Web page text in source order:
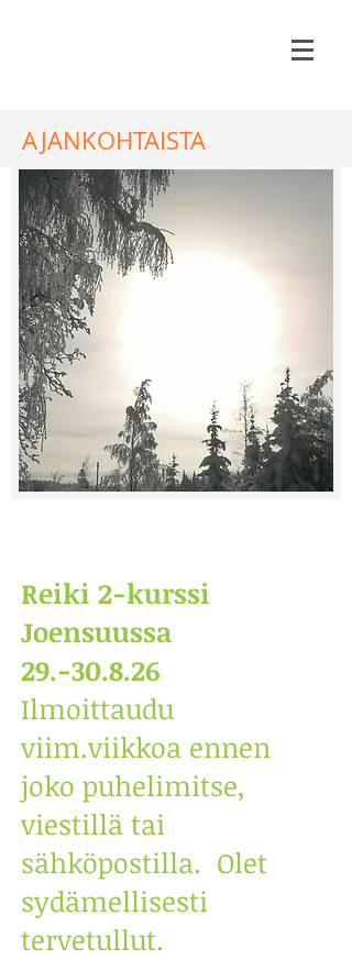
AJANKOHTAISTA
Reiki 2-kurssi
Joensuussa
29.-30.8.26
Ilmoittaudu
viim.viikkoa ennen
joko puhelimitse,
viestillä tai
sähköpostilla. Olet
sydämellisesti
tervetullut. ​